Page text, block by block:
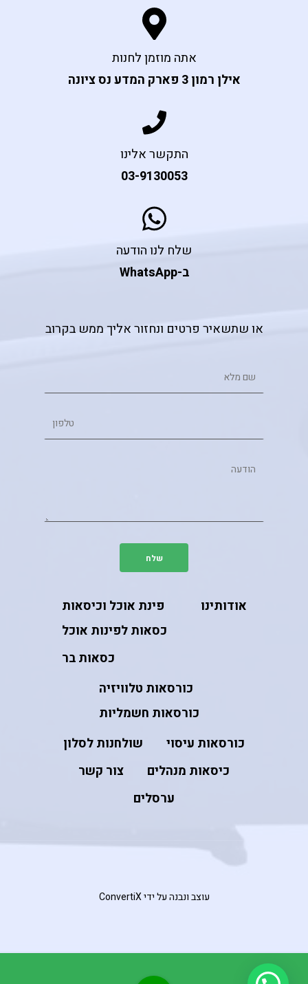
אתה מוזמן לחנות
אילן רמון 3 פארק המדע נס ציונה
התקשר אלינו
03-9130053
שלח לנו הודעה
ב-WhatsApp
או שתשאיר פרטים ונחזור אליך ממש בקרוב
אודותינו
פינת אוכל וכיסאות
כסאות לפינות אוכל
כסאות בר
כורסאות טלוויזיה
כורסאות חשמליות
כורסאות עיסוי
שולחנות לסלון
כיסאות מנהלים
צור קשר
ערסלים
עוצב ונבנה על ידי ConvertiX